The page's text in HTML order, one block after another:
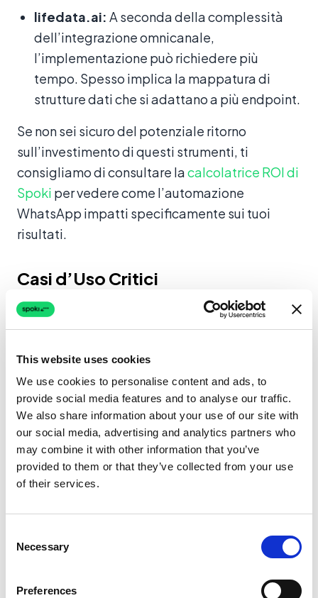
This website uses cookies
We use cookies to personalise content and ads, to
provide social media features and to analyse our traffic.
We also share information about your use of our site with
our social media, advertising and analytics partners who
may combine it with other information that you’ve
provided to them or that they’ve collected from your use
of their services.
Selection
Necessary
Preferences
lifedata.ai: A seconda della complessità
dell’integrazione omnicanale,
l’implementazione può richiedere più
tempo. Spesso implica la mappatura di
strutture dati che si adattano a più endpoint.
Se non sei sicuro del potenziale ritorno
sull’investimento di questi strumenti, ti
consigliamo di consultare lacalcolatrice ROI di
Spoki per vedere come l’automazione
WhatsApp impatti specificamente sui tuoi
risultati.
Casi d’Uso Critici
nell’Automazione WhatsApp
Per confrontare veramenteSpoki vs.
lifedata.ai, dobbiamo osservare come
gestiscono scenari commerciali specifici. Ecco
come si confrontano nelle applicazioni del
mondo reale.
Scenario A: Generazione e
Qualificazione di Lead
La Sfida:Stai eseguendo annunci di Facebook
ponga domande di qualificazione. I dati